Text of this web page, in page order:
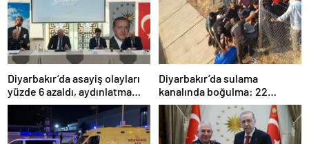
Diyarbakır’da asayiş olayları
yüzde 6 azaldı, aydınlatma
oranı yüzde 98’e yükseldi
Diyarbakır’da sulama
kanalında boğulma: 22
yaşındaki genç hayatını
kaybetti